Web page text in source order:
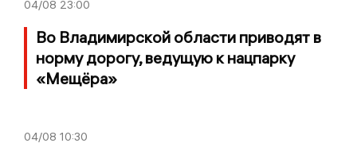
04/08 23:00
Во Владимирской области приводят в
норму дорогу, ведущую к нацпарку
«Мещёра»
04/08 10:30